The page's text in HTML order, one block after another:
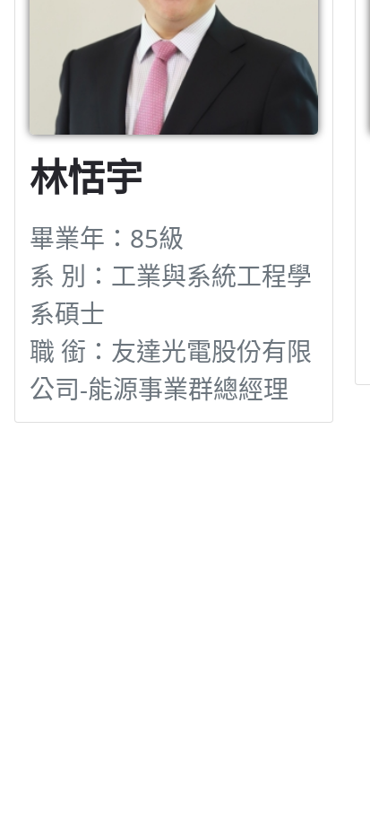
林恬宇
畢業年：85級
系 別：工業與系統工程學
系碩士
職 銜：友達光電股份有限
公司-能源事業群總經理